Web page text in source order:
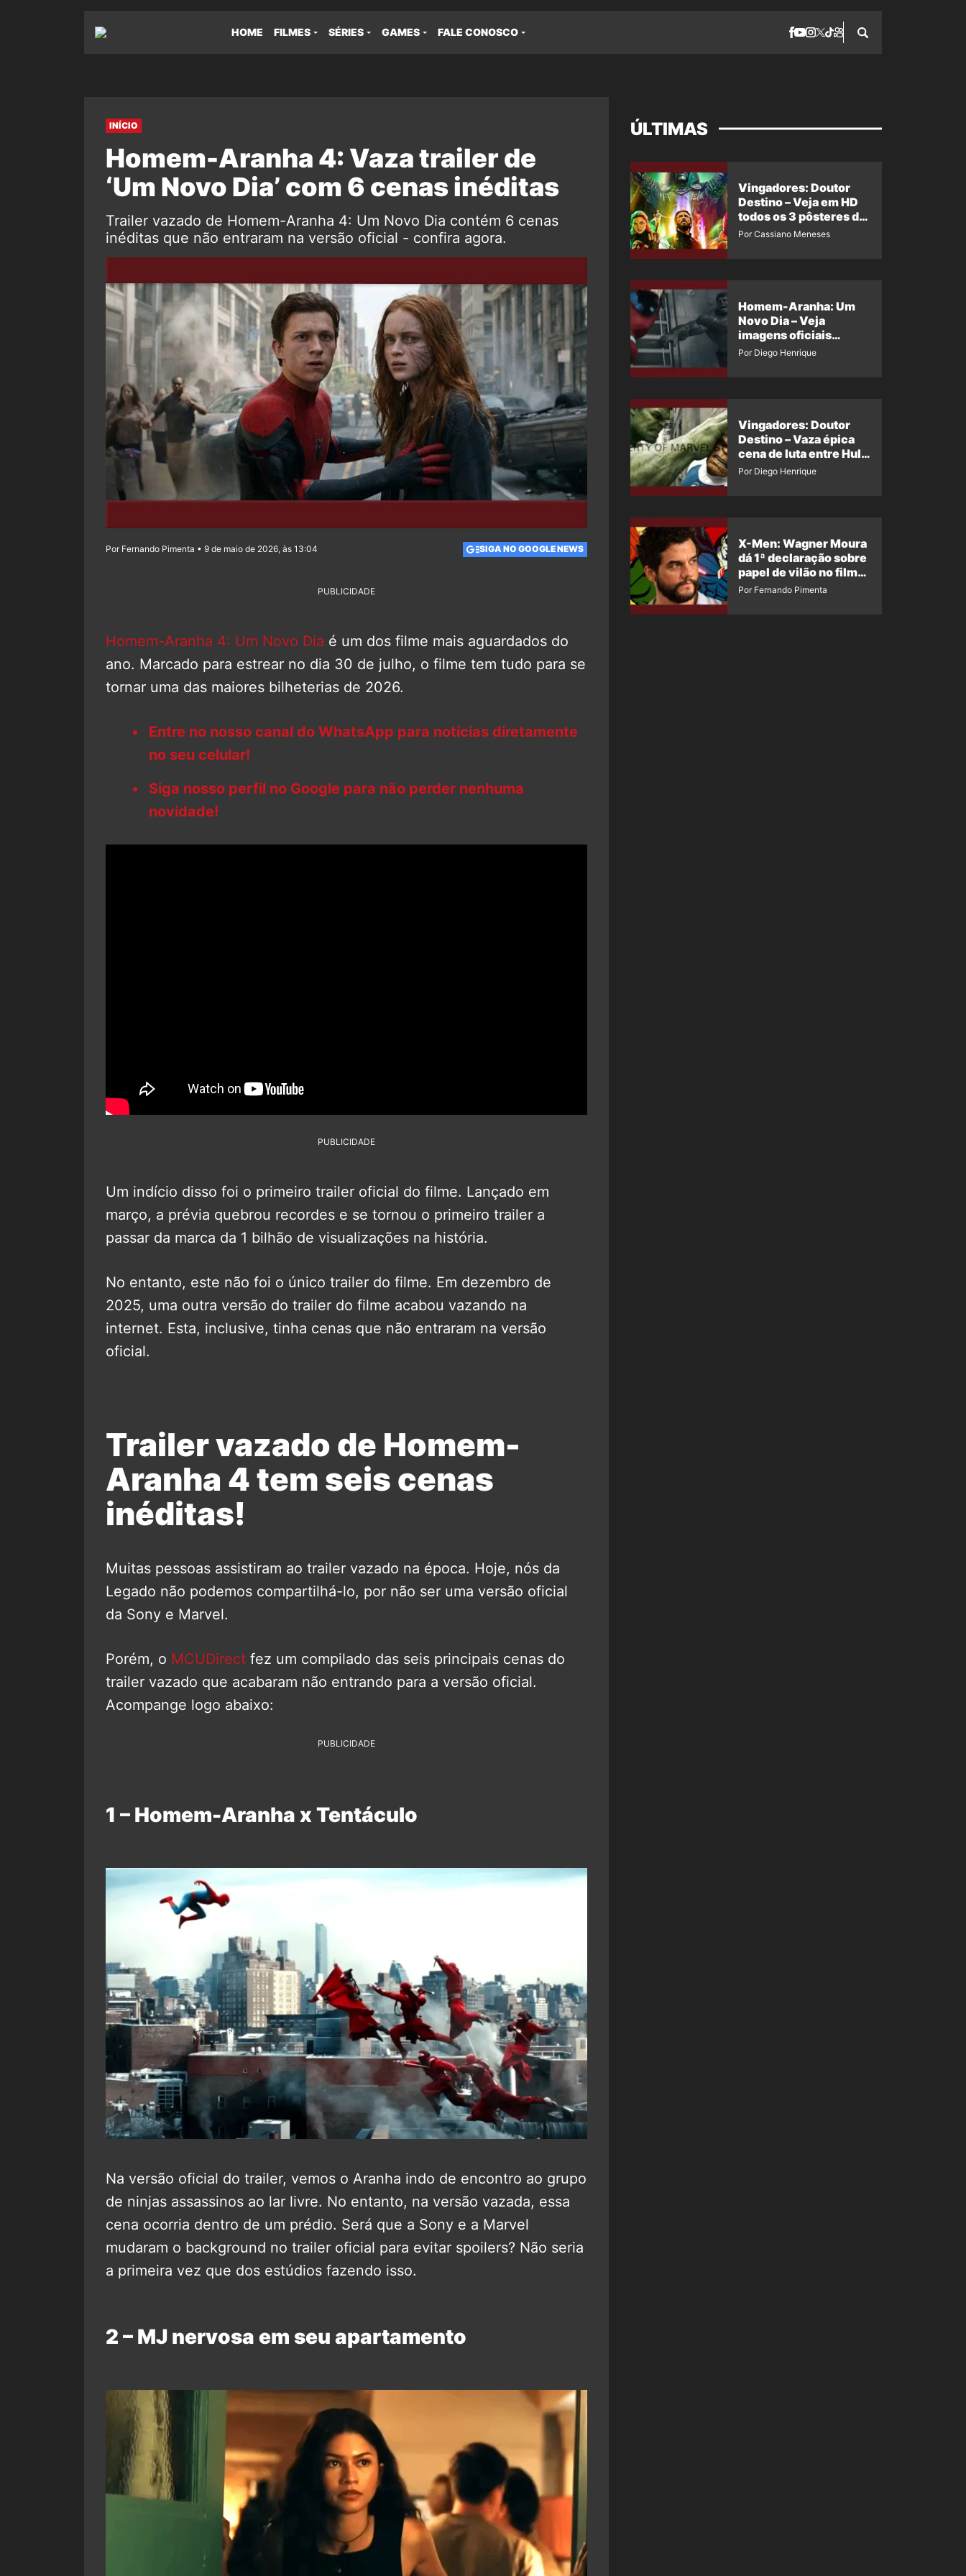
HOME FILMES SÉRIES GAMES FALE CONOSCO
INÍCIO
Homem-Aranha 4: Vaza trailer de
‘Um Novo Dia’ com 6 cenas inéditas
Trailer vazado de Homem-Aranha 4: Um Novo Dia contém 6 cenas
inéditas que não entraram na versão oficial - confira agora.
Por Fernando Pimenta • 9 de maio de 2026, às 13:04 SIGA NO GOOGLE NEWS
PUBLICIDADE
Homem-Aranha 4: Um Novo Dia é um dos filme mais aguardados do
ano. Marcado para estrear no dia 30 de julho, o filme tem tudo para se
tornar uma das maiores bilheterias de 2026.
Entre no nosso canal do WhatsApp para notícias diretamente
no seu celular!
Siga nosso perfil no Google para não perder nenhuma
novidade!
PUBLICIDADE
Um indício disso foi o primeiro trailer oficial do filme. Lançado em
março, a prévia quebrou recordes e se tornou o primeiro trailer a
passar da marca da 1 bilhão de visualizações na história.
No entanto, este não foi o único trailer do filme. Em dezembro de
2025, uma outra versão do trailer do filme acabou vazando na
internet. Esta, inclusive, tinha cenas que não entraram na versão
oficial.
Trailer vazado de Homem-
Aranha 4 tem seis cenas
inéditas!
Muitas pessoas assistiram ao trailer vazado na época. Hoje, nós da
Legado não podemos compartilhá-lo, por não ser uma versão oficial
da Sony e Marvel.
Porém, o MCUDirect fez um compilado das seis principais cenas do
trailer vazado que acabaram não entrando para a versão oficial.
Acompange logo abaixo:
PUBLICIDADE
1 – Homem-Aranha x Tentáculo
Na versão oficial do trailer, vemos o Aranha indo de encontro ao grupo
de ninjas assassinos ao lar livre. No entanto, na versão vazada, essa
cena ocorria dentro de um prédio. Será que a Sony e a Marvel
mudaram o background no trailer oficial para evitar spoilers? Não seria
a primeira vez que dos estúdios fazendo isso.
2 – MJ nervosa em seu apartamento
ÚLTIMAS
Vingadores: Doutor
Destino – Veja em HD
todos os 3 pôsteres de
‘Doomsday’ + 1 imagem
Por Cassiano Meneses
Homem-Aranha: Um
Novo Dia – Veja
imagens oficiais
descartadas do Hulk
Por Diego Henrique
Vingadores: Doutor
Destino – Vaza épica
cena de luta entre Hulk
e o Coisa
Por Diego Henrique
X-Men: Wagner Moura
dá 1ª declaração sobre
papel de vilão no filme
da Marvel
Por Fernando Pimenta